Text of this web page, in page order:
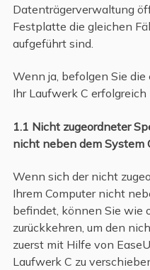
Datenträgerverwaltung
Festplatte die gleichen
aufgeführt sind.
Wenn ja, befolgen Sie
Ihr Laufwerk C erfolgreich
1.1 Nicht zugeordneter
nicht neben dem System
Wenn sich der nicht
Ihrem Computer nicht
befindet, können Sie wie
zurückkehren, um den
zuerst mit Hilfe von
Laufwerk C zu